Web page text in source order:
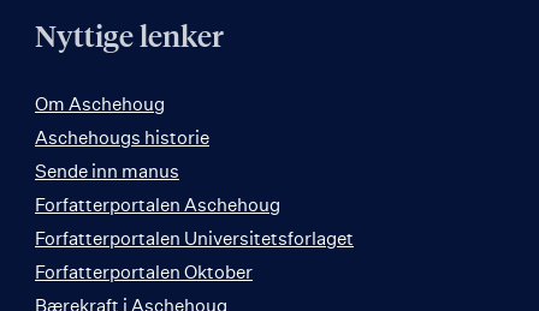
Nyttige lenker
Om Aschehoug
Aschehougs historie
Sende inn manus
Forfatterportalen Aschehoug
Forfatterportalen Universitetsforlaget
Forfatterportalen Oktober
Bærekraft i Aschehoug